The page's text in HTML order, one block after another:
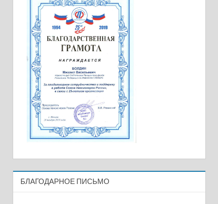
БЛАГОДАРНОЕ ПИСЬМО